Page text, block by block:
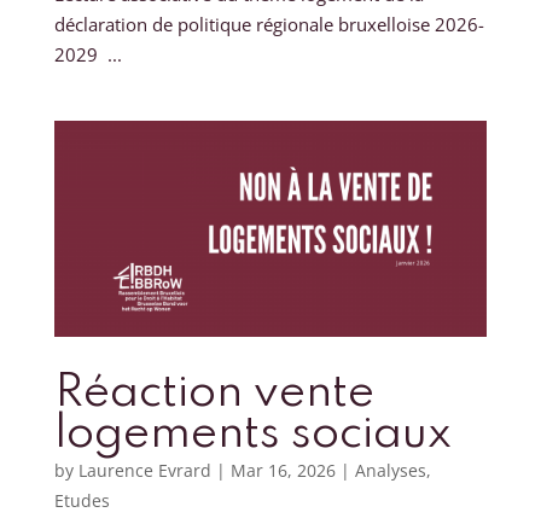
déclaration de politique régionale bruxelloise 2026-
2029 ...
Réaction vente
logements sociaux
by Laurence Evrard | Mar 16, 2026| Analyses,
Etudes